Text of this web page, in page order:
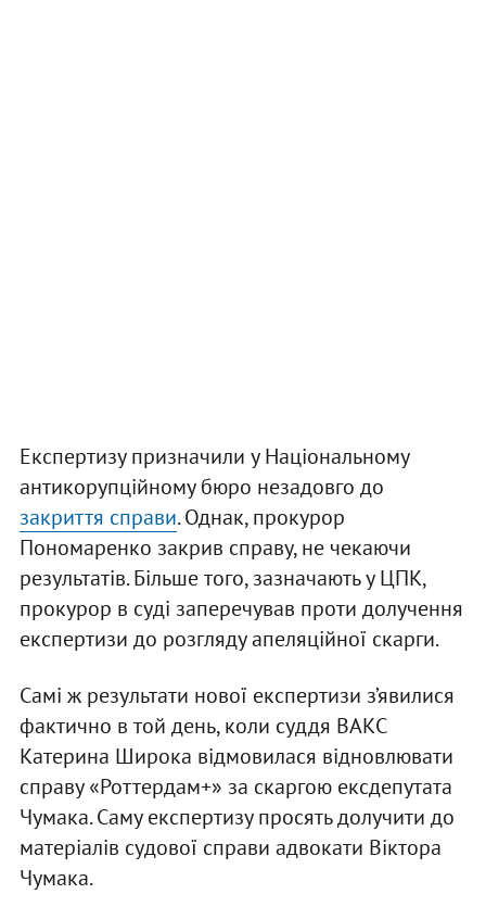
Експертизу призначили у Національному
антикорупційному бюро незадовго до
закриття справи. Однак, прокурор
Пономаренко закрив справу, не чекаючи
результатів. Більше того, зазначають у ЦПК,
прокурор в суді заперечував проти долучення
експертизи до розгляду апеляційної скарги.
Самі ж результати нової експертизи з’явилися
фактично в той день, коли суддя ВАКС
Катерина Широка відмовилася відновлювати
справу «Роттердам+» за скаргою ексдепутата
Чумака. Саму експертизу просять долучити до
матеріалів судової справи адвокати Віктора
Чумака.